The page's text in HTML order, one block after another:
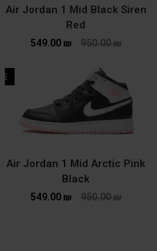
Air Jordan 1 Mid Black Siren
Red
950.00₪
549.00 ₪
Air Jordan 1 Mid Arctic Pink
Black
950.00₪
549.00 ₪